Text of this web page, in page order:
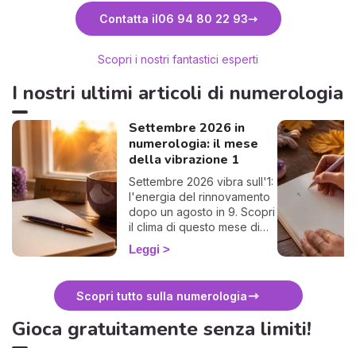
Contatta il06 94 80 22 93
Scopri i nostri fantastici esperti
I nostri ultimi articoli di numerologia
Settembre 2026 in
numerologia: il mese
della vibrazione 1
Settembre 2026 vibra sull'1:
l'energia del rinnovamento
dopo un agosto in 9. Scopri
il clima di questo mese di
rientro e come
approfittarne. 🌱
Leggi
Scopri tutto sulla numerologia
Gioca gratuitamente senza limiti!